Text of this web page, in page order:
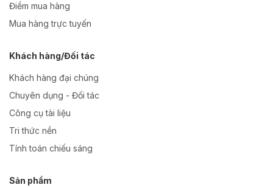
Điểm mua hàng
Mua hàng trực tuyến
Khách hàng/Đối tác
Khách hàng đại chúng
Chuyên dụng - Đối tác
Công cụ tài liệu
Tri thức nền
Tính toán chiếu sáng
Sản phẩm